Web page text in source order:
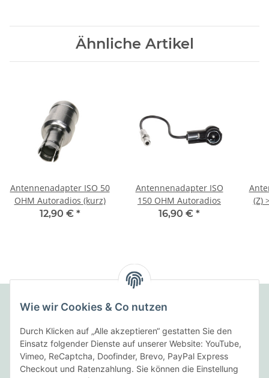
Ähnliche Artikel
Antennenadapter ISO 50
OHM Autoradios (kurz)
12,90 € *
Antennenadapter ISO
150 OHM Autoradios
16,90 € *
(Z)
Folgende Zahlungsarten bieten wir an:
Wie wir Cookies & Co nutzen
Durch Klicken auf „Alle akzeptieren“ gestatten Sie den
Einsatz folgender Dienste auf unserer Website: YouTube,
Vimeo, ReCaptcha, Doofinder, Brevo, PayPal Express
Checkout und Ratenzahlung. Sie können die Einstellung